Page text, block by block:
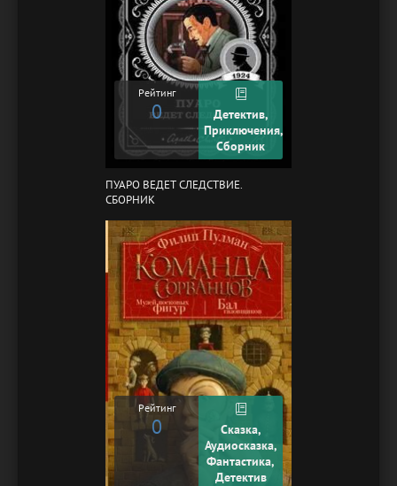
Рейтинг
0
Детектив,
Приключения,
Сборник
ПУАРО ВЕДЕТ СЛЕДСТВИЕ.
СБОРНИК
Рейтинг
0
Сказка,
Аудиосказка,
Фантастика,
Детектив